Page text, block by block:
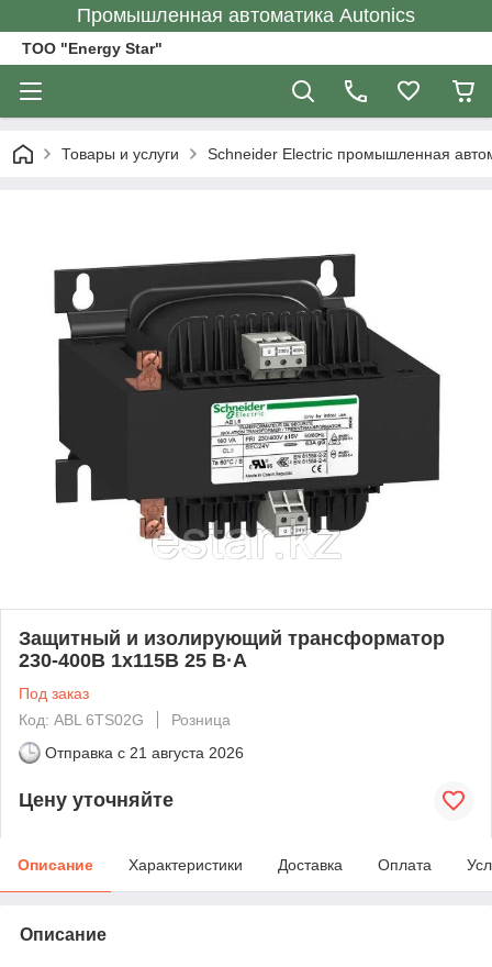
Промышленная автоматика Autonics
ТОО "Energy Star"
Товары и услуги Schneider Electric промышленная
Защитный и изолирующий трансформатор
230-400В 1x115В 25 В·А
Под заказ
Код: ABL 6TS02G
Розница
Отправка с 21 августа 2026
Цену уточняйте
Описание Характеристики Доставка Оплата
Описание